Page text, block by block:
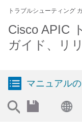
トラブルシューティング
Cisco APIC
ガイド、リ
マニュアル